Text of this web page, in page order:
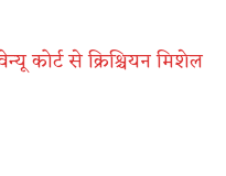
कोर्ट से क्रिश्चियन मिशेल